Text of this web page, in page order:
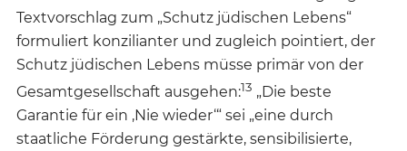
Textvorschlag zum „Schutz jüdischen Lebens“
formuliert konzilianter und zugleich pointiert, der
Schutz jüdischen Lebens müsse primär von der
Gesamtgesellschaft ausgehen:13 „Die beste
Garantie für ein ‚Nie wieder‘“ sei „eine durch
staatliche Förderung gestärkte, sensibilisierte,